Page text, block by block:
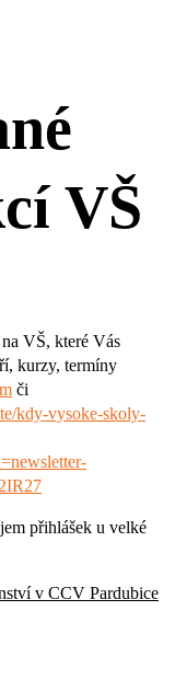
VŠ
VŠ, které Vás
kurzy, termíny
či
kdy-vysoke-skoly-
přihlášek u velké
v CCV Pardubice